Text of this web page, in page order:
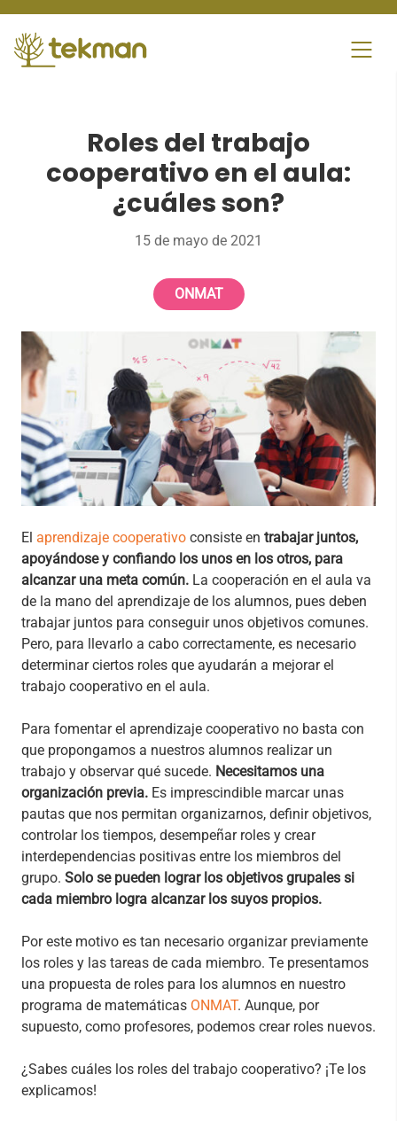
content
Roles del trabajo
cooperativo en el aula:
¿cuáles son?
15 de mayo de 2021
ONMAT
El aprendizaje cooperativo consiste en trabajar juntos,
apoyándose y confiando los unos en los otros, para
alcanzar una meta común. La cooperación en el aula va
de la mano del aprendizaje de los alumnos, pues deben
trabajar juntos para conseguir unos objetivos comunes.
Pero, para llevarlo a cabo correctamente, es necesario
determinar ciertos roles que ayudarán a mejorar el
trabajo cooperativo en el aula.
Para fomentar el aprendizaje cooperativo no basta con
que propongamos a nuestros alumnos realizar un
trabajo y observar qué sucede. Necesitamos una
organización previa. Es imprescindible marcar unas
pautas que nos permitan organizarnos, definir objetivos,
controlar los tiempos, desempeñar roles y crear
interdependencias positivas entre los miembros del
grupo. Solo se pueden lograr los objetivos grupales si
cada miembro logra alcanzar los suyos propios.
Por este motivo es tan necesario organizar previamente
los roles y las tareas de cada miembro. Te presentamos
una propuesta de roles para los alumnos en nuestro
programa de matemáticas ONMAT. Aunque, por
supuesto, como profesores, podemos crear roles nuevos.
¿Sabes cuáles los roles del trabajo cooperativo? ¡Te los
explicamos!